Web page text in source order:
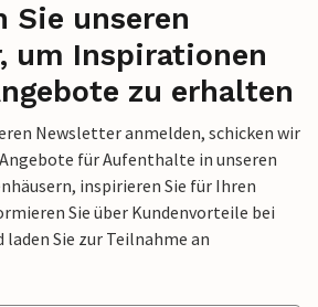
Sie unseren
um Inspirationen
zu erhalten
Newsletter anmelden, schicken wir
für Aufenthalte in unseren
inspirieren Sie für Ihren
Sie über Kundenvorteile bei
Sie zur Teilnahme an